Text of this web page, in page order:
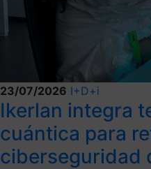
23/07/2026 I+D+i
Ikerlan integra
cuántica para
ciberseguridad